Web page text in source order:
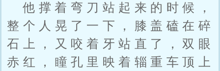
他撑着弯刀站起来的时候，
整个人晃了一下，膝盖磕在碎
石上，又咬着牙站直了，双眼
赤红，瞳孔里映着辎重车顶上